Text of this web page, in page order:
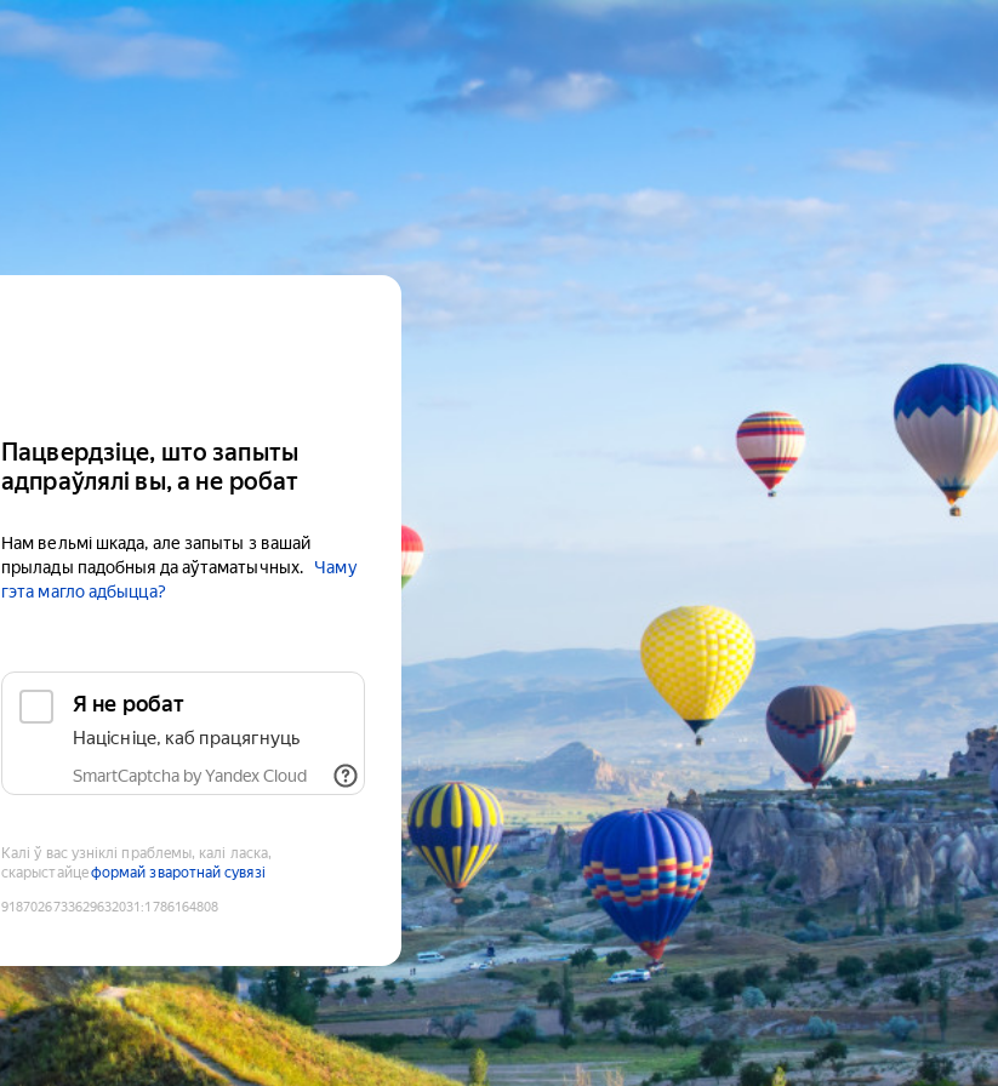
Пацвердзіце, што запыты
адпраўлялі вы, а не робат
Нам вельмі шкада, але запыты з вашай
прылады падобныя да аўтаматычных.
Чаму
гэта магло адбыцца?
Я не робат
Націсніце, каб працягнуць
SmartCaptcha by Yandex Cloud
Калі ў вас узніклі праблемы, калі ласка,
скарыстайцеформай зваротнай сувязі
9187026733629632031 :1786164808